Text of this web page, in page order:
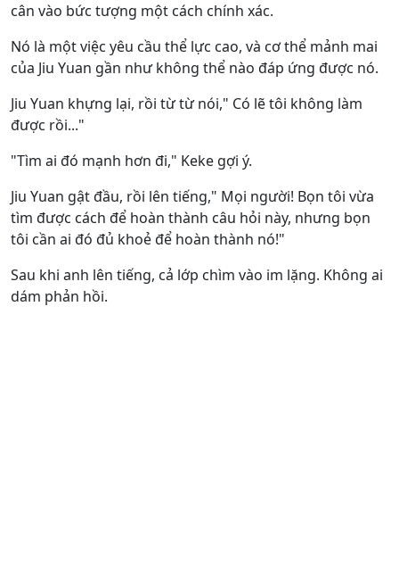
cân vào bức tượng một cách chính xác.
Nó là một việc yêu cầu thể lực cao, và cơ thể mảnh mai
của Jiu Yuan gần như không thể nào đáp ứng được nó.
Jiu Yuan khựng lại, rồi từ từ nói," Có lẽ tôi không làm
được rồi..."
"Tìm ai đó mạnh hơn đi," Keke gợi ý.
Jiu Yuan gật đầu, rồi lên tiếng," Mọi người! Bọn tôi vừa
tìm được cách để hoàn thành câu hỏi này, nhưng bọn
tôi cần ai đó đủ khoẻ để hoàn thành nó!"
Sau khi anh lên tiếng, cả lớp chìm vào im lặng. Không ai
dám phản hồi.